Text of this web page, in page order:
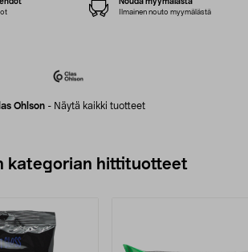
Ohlson - Näytä kaikki tuotteet
Ilmainen nouto myymälästä
kategorian hittituotteet